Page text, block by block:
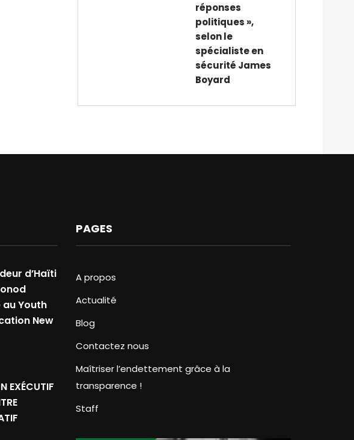
réponses
politiques »,
selon le
spécialiste en
sécurité James
Boyard
d’Haïti
Youth
New
EXÉCUTIF
PAGES
A propos
Actualité
Blog
Contactez nous
Maîtriser l’endettement grâce à la
transparence !
Staff